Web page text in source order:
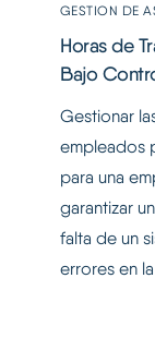
GESTION DE
Horas de
Bajo
Gestionar
empleados
para una
garantizar
falta de un
errores en